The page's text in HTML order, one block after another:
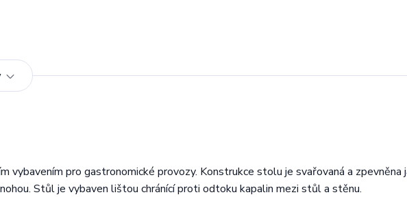
vybavením pro gastronomické provozy. Konstrukce stolu je svařovaná a zpevněna
Stůl je vybaven lištou chránící proti odtoku kapalin mezi stůl a stěnu.